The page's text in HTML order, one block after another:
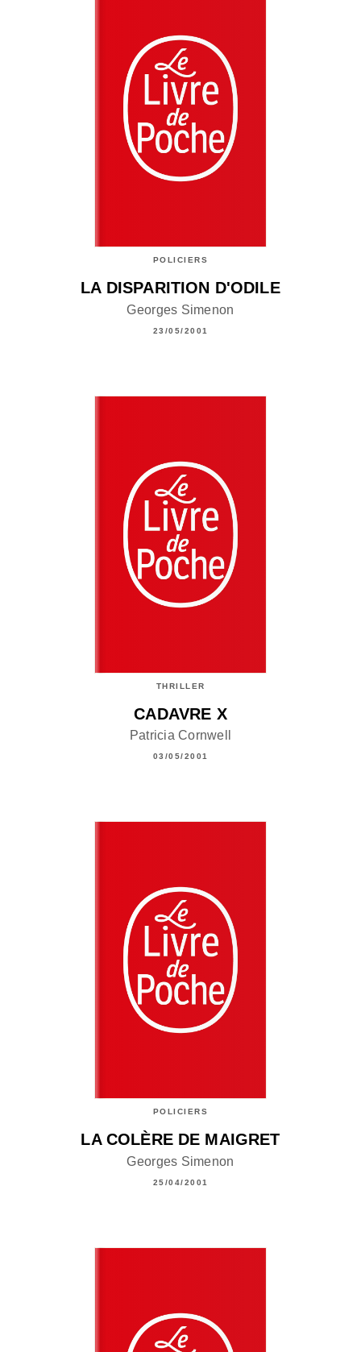
POLICIERS
LA DISPARITION D'ODILE
Georges Simenon
23/05/2001
THRILLER
CADAVRE X
Patricia Cornwell
03/05/2001
POLICIERS
LA COLÈRE DE MAIGRET
Georges Simenon
25/04/2001